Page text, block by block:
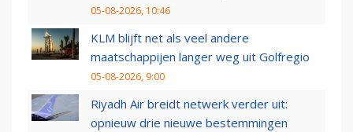
05-08-2026, 10:46
KLM blijft net als veel andere
maatschappijen langer weg uit Golfregio
05-08-2026, 9:00
Riyadh Air breidt netwerk verder uit:
opnieuw drie nieuwe bestemmingen